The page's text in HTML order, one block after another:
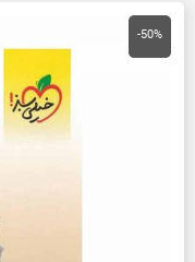
-50%